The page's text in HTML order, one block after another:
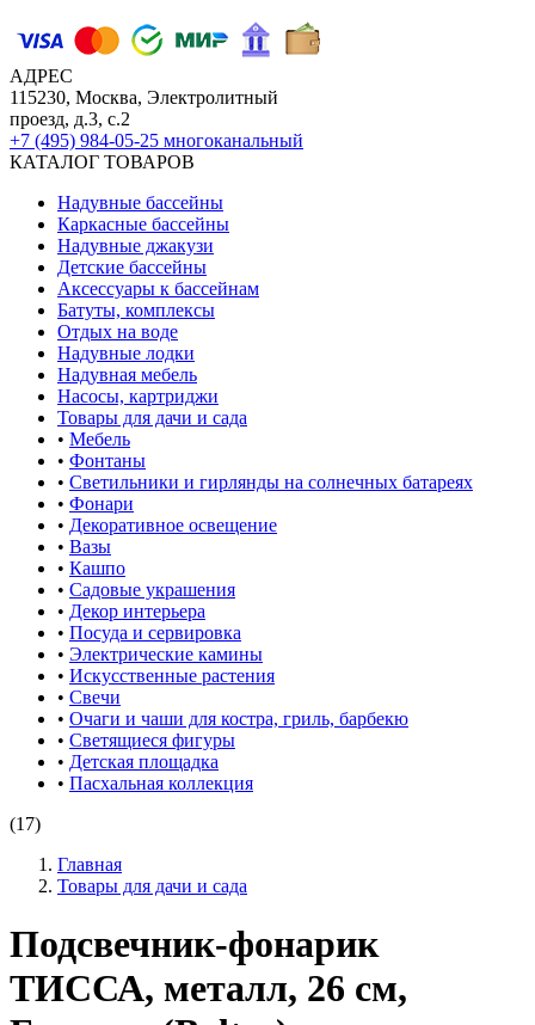
АДРЕС
115230, Москва, Электролитный
проезд, д.3, с.2
+7 (495) 984-05-25 многоканальный
КАТАЛОГ ТОВАРОВ
Надувные бассейны
Каркасные бассейны
Надувные джакузи
Детские бассейны
Аксессуары к бассейнам
Батуты, комплексы
Отдых на воде
Надувные лодки
Надувная мебель
Насосы, картриджи
Товары для дачи и сада
• Мебель
• Фонтаны
• Светильники и гирлянды на солнечных батареях
• Фонари
• Декоративное освещение
• Вазы
• Кашпо
• Садовые украшения
• Декор интерьера
• Посуда и сервировка
• Электрические камины
• Искусственные растения
• Свечи
• Очаги и чаши для костра, гриль, барбекю
• Светящиеся фигуры
• Детская площадка
• Пасхальная коллекция
(17)
Главная
Товары для дачи и сада
Подсвечник-фонарик
ТИССА, металл, 26 см,